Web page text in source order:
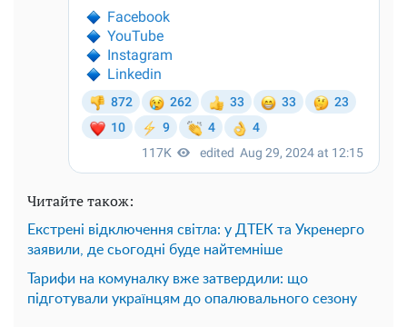
Читайте також:
Екстрені відключення світла: у ДТЕК та Укренерго
заявили, де сьогодні буде найтемніше
Тарифи на комуналку вже затвердили: що
підготували українцям до опалювального сезону